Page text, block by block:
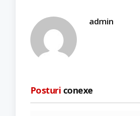
admin
Posturi conexe